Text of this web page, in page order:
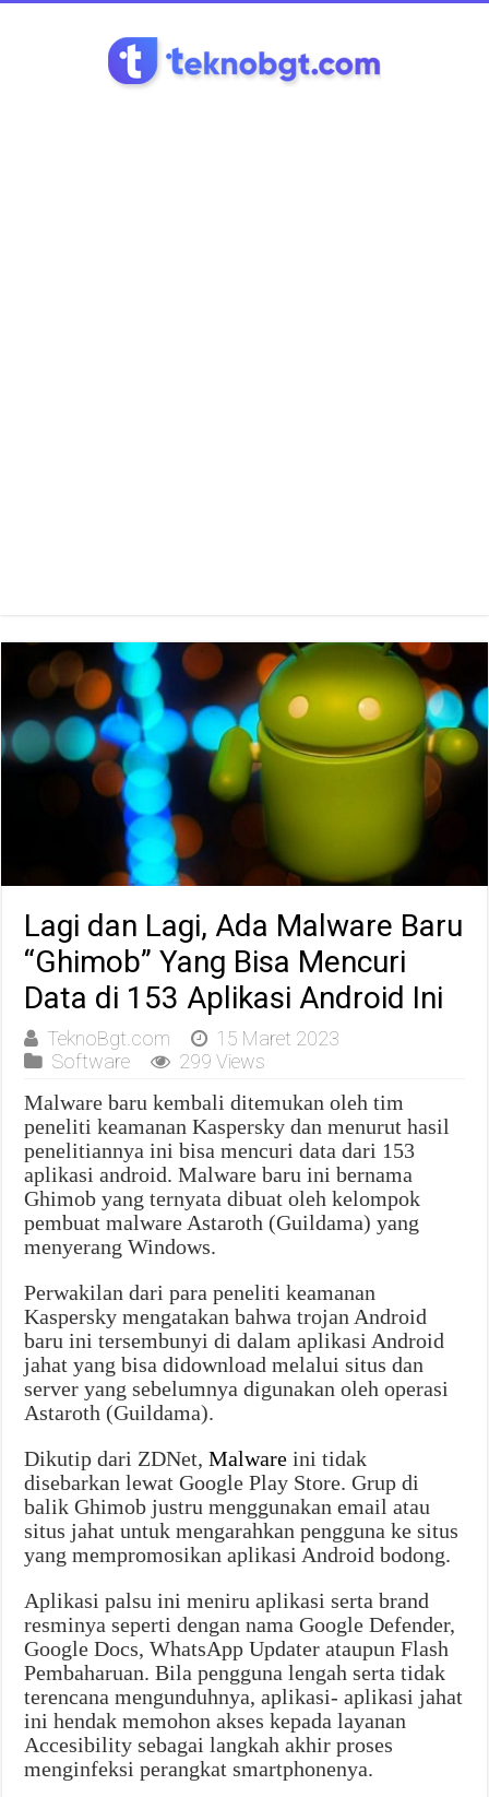
Lagi dan Lagi, Ada Malware Baru
“Ghimob” Yang Bisa Mencuri
Data di 153 Aplikasi Android Ini
TeknoBgt.com
15 Maret 2023
Software
299 Views
Malware baru kembali ditemukan oleh tim
peneliti keamanan Kaspersky dan menurut hasil
penelitiannya ini bisa mencuri data dari 153
aplikasi android. Malware baru ini bernama
Ghimob yang ternyata dibuat oleh kelompok
pembuat malware Astaroth (Guildama) yang
menyerang Windows.
Perwakilan dari para peneliti keamanan
Kaspersky mengatakan bahwa trojan Android
baru ini tersembunyi di dalam aplikasi Android
jahat yang bisa didownload melalui situs dan
server yang sebelumnya digunakan oleh operasi
Astaroth (Guildama).
Dikutip dari ZDNet,Malware ini tidak
disebarkan lewat Google Play Store. Grup di
balik Ghimob justru menggunakan email atau
situs jahat untuk mengarahkan pengguna ke situs
yang mempromosikan aplikasi Android bodong.
Aplikasi palsu ini meniru aplikasi serta brand
resminya seperti dengan nama Google Defender,
Google Docs, WhatsApp Updater ataupun Flash
Pembaharuan. Bila pengguna lengah serta tidak
terencana mengunduhnya, aplikasi- aplikasi jahat
ini hendak memohon akses kepada layanan
Accesibility sebagai langkah akhir proses
menginfeksi perangkat smartphonenya.